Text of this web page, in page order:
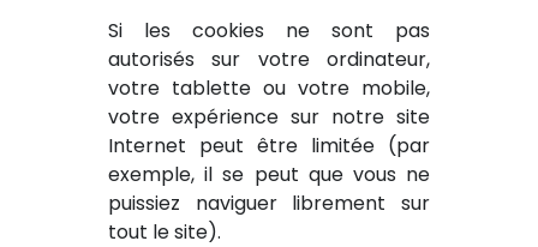
Si les cookies ne sont pas
autorisés sur votre ordinateur,
votre tablette ou votre mobile,
votre expérience sur notre site
Internet peut être limitée (par
exemple, il se peut que vous ne
puissiez naviguer librement sur
tout le site).